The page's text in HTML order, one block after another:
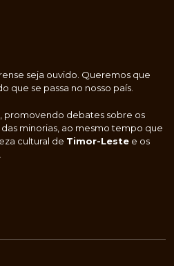
seja ouvido. Queremos que
que se passa no nosso país.
promovendo debates sobre os
minorias, ao mesmo tempo que
cultural de Timor-Leste e os